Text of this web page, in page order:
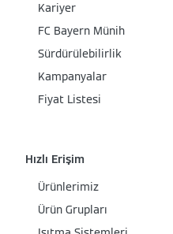
Kariyer
FC Bayern Münih
Sürdürülebilirlik
Kampanyalar
Fiyat Listesi
Hızlı Erişim
Ürünlerimiz
Ürün Grupları